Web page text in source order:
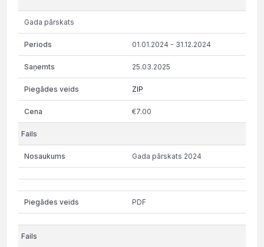
Gada pārskats
01.01.2024 - 31.12.2024
25.03.2025
ZIP
€7.00
Gada pārskats 2024
PDF